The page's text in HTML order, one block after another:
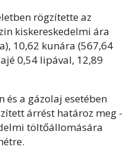
rögzítette az
kiskereskedelmi ára
10,62 kunára (567,64
0,54 lipával, 12,89
és a gázolaj esetében
árrést határoz meg -
töltőállomására